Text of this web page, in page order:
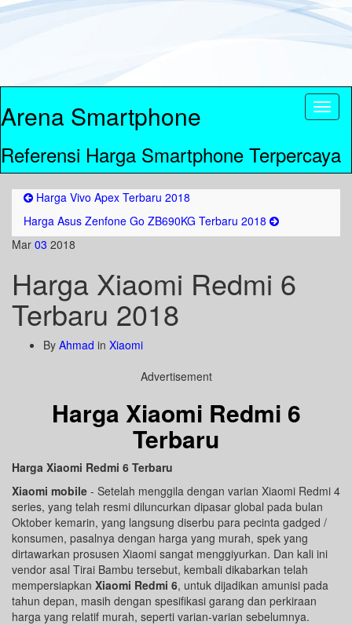
Arena Smartphone
Referensi Harga Smartphone Terpercaya
Harga Vivo Apex Terbaru 2018
Harga Asus Zenfone Go ZB690KG Terbaru 2018
Mar 03 2018
Harga Xiaomi Redmi 6
Terbaru 2018
By Ahmad in Xiaomi
Advertisement
Harga Xiaomi Redmi 6
Terbaru
Harga Xiaomi Redmi 6 Terbaru
Xiaomi mobile - Setelah menggila dengan varian Xiaomi Redmi 4
series, yang telah resmi diluncurkan dipasar global pada bulan
Oktober kemarin, yang langsung diserbu para pecinta gadged /
konsumen, pasalnya dengan harga yang murah, spek yang
dirtawarkan prosusen Xiaomi sangat menggiyurkan. Dan kali ini
vendor asal Tirai Bambu tersebut, kembali dikabarkan telah
mempersiapkan Xiaomi Redmi 6, untuk dijadikan amunisi pada
tahun depan, masih dengan spesifikasi garang dan perkiraan
harga yang relatif murah, seperti varian-varian sebelumnya.